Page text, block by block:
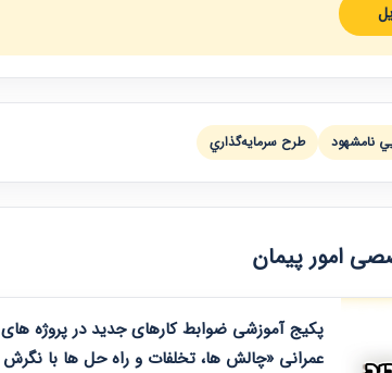
نامشهود طرح سرمايه‌گذاري
امور پیمان
پکیج آموزشی ضوابط کارهای جدید در پروژه های
عمرانی «چالش ها، تخلفات و راه حل ها با نگرش